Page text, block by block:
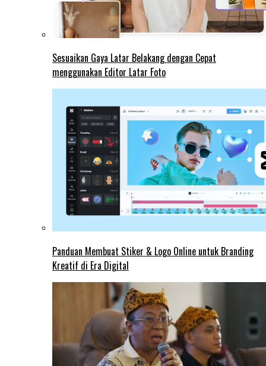
Sesuaikan Gaya Latar Belakang dengan Cepat
menggunakan Editor Latar Foto
Panduan Membuat Stiker & Logo Online untuk Branding
Kreatif di Era Digital